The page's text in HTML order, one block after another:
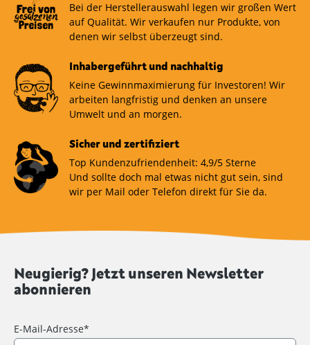
Bei der Herstellerauswahl legen wir großen Wert
auf Qualität. Wir verkaufen nur Produkte, von
denen wir selbst überzeugt sind.
Inhabergeführt und nachhaltig
Keine Gewinnmaximierung für Investoren! Wir
arbeiten langfristig und denken an unsere
Umwelt und an morgen.
Sicher und zertifiziert
Top Kundenzufriendenheit: 4,9/5 Sterne
Und sollte doch mal etwas nicht gut sein, sind
wir per Mail oder Telefon direkt für Sie da.
Neugierig? Jetzt unseren Newsletter
abonnieren
E-Mail-Adresse*